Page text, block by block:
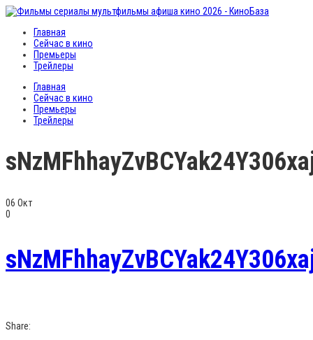
Главная
Сейчас в кино
Премьеры
Трейлеры
Главная
Сейчас в кино
Премьеры
Трейлеры
06 Окт
0
Share: